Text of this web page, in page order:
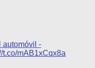
automóvil -
t.co/mAB1xCqx8a